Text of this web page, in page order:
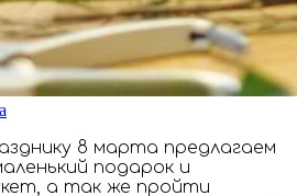
8 марта предлагаем
подарок и
а так же пройти